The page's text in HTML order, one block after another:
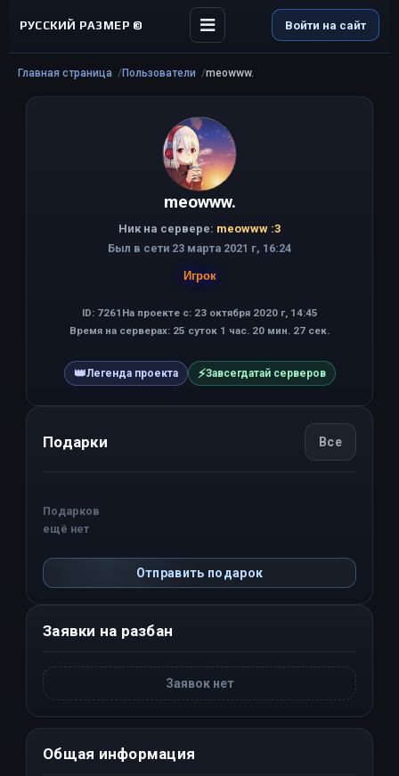
РУССКИЙ РАЗМЕР © Войти на сайт
Главная страница Пользователи meowww.
meowww.
Ник на сервере: meowww :3
Был в сети 23 марта 2021 г, 16:24
Игрок
ID: 7261 На проекте с: 23 октября 2020 г, 14:45
Время на серверах: 25 суток 1 час. 20 мин. 27 сек.
👑Легенда проекта ⚡Завсегдатай серверов
Подарки Все
Подарков
ещё нет
Отправить подарок
Заявки на разбан
Заявок нет
Общая информация